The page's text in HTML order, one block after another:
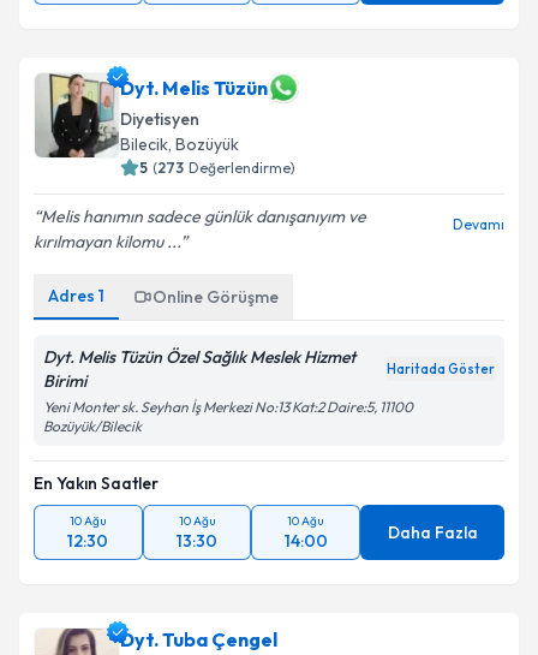
Dyt. Melis Tüzün
Diyetisyen
Bilecik, Bozüyük
5 (273 Değerlendirme)
Melis hanımın sadece günlük danışanıyım ve
kırılmayan kilomu ...
Devamı
Adres 1 Online Görüşme
Dyt. Melis Tüzün Özel Sağlık Meslek Hizmet
Birimi
Haritada Göster
Yeni Monter sk. Seyhan İş Merkezi No:13 Kat:2 Daire:5, 11100
Bozüyük/Bilecik
En Yakın Saatler
10 Ağu
12:30
10 Ağu
13:30
10 Ağu
14:00 Daha Fazla
Dyt. Tuba Çengel